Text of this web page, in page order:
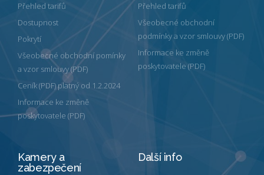
Přehled tarifů
Dostupnost
Pokrytí
Všeobecné obchodní pomínky
a vzor smlouvy (PDF)
Ceník (PDF) platný od 1.2.2024
Informace ke změně
poskytovatele (PDF)
Přehled tarifů
Všeobecné obchodní
podmínky a vzor smlouvy (PDF)
Informace ke změně
poskytovatele (PDF)
Kamery a
zabezpečení
Další info